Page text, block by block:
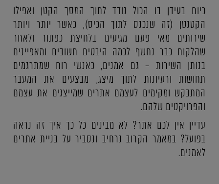
כיום בעידן בו הכול נודד לתוך המסך הקטן ואפילו
הקטנטן (זה שנכנס לתוך הכיס), כאשר יותר ויותר
שירותים מאי פעם מגיעים בלחיצת כפתור ולאחר
שהלקוח כבר נחשף לכמה היבטים חשובים ומאפיינים
בנותן השירות – גם אמנים, כאנשי רוח שמתרגמים
תחושות ורעיונות לתוך מיצג, מבצעים את המעבר
המתבקש ומקימים לעצמם אתרים שמייצגים את עצמם
והפרויקטים שלהם.
עדיין אין לכם אתר? לא מבינים כל כך איך זה נראה
בפועל? במאמר הקרוב נרחיב ונסביר על בניית אתרים
לאמנים.